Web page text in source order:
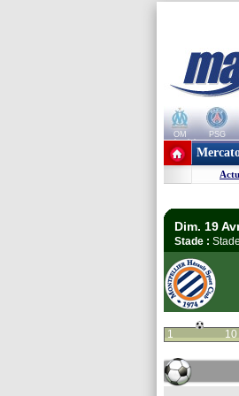
OM PSG
+ de clubs
Dim. 19
Stade :
1 10